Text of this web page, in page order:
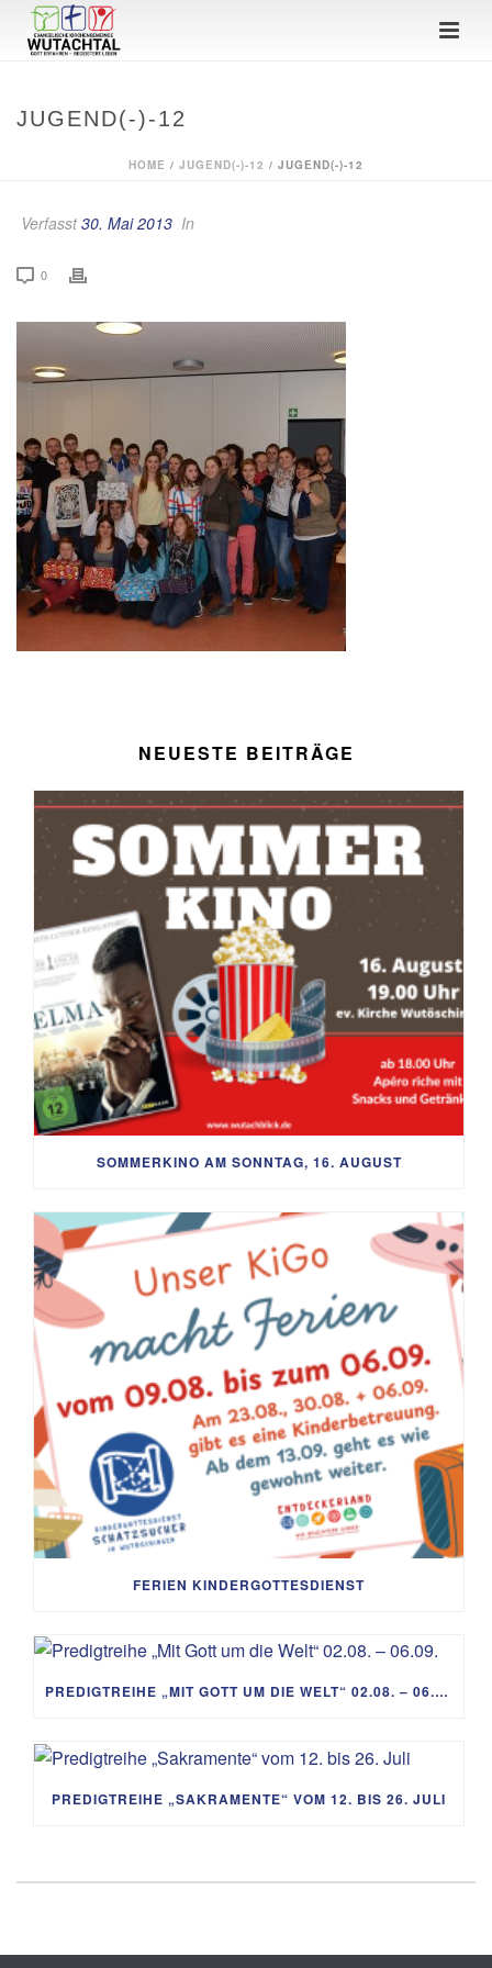
JUGEND(-)-12
HOME / JUGEND(-)-12 / JUGEND(-)-12
Verfasst30. Mai 2013 In
0
NEUESTE BEITRÄGE
SOMMERKINO AM SONNTAG, 16. AUGUST
FERIEN KINDERGOTTESDIENST
PREDIGTREIHE „MIT GOTT UM DIE WELT“ 02.08. – 06.09.
PREDIGTREIHE „SAKRAMENTE“ VOM 12. BIS 26. JULI